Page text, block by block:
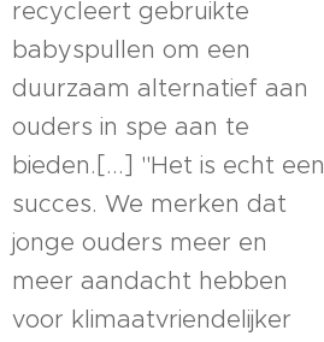
recycleert gebruikte
babyspullen om een
duurzaam alternatief aan
ouders in spe aan te
bieden.[...] "Het is echt een
succes. We merken dat
jonge ouders meer en
meer aandacht hebben
voor klimaatvriendelijker